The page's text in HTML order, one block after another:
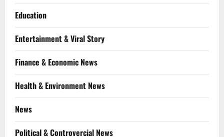
Education
Entertainment & Viral Story
Finance & Economic News
Health & Environment News
News
Political & Controvercial News